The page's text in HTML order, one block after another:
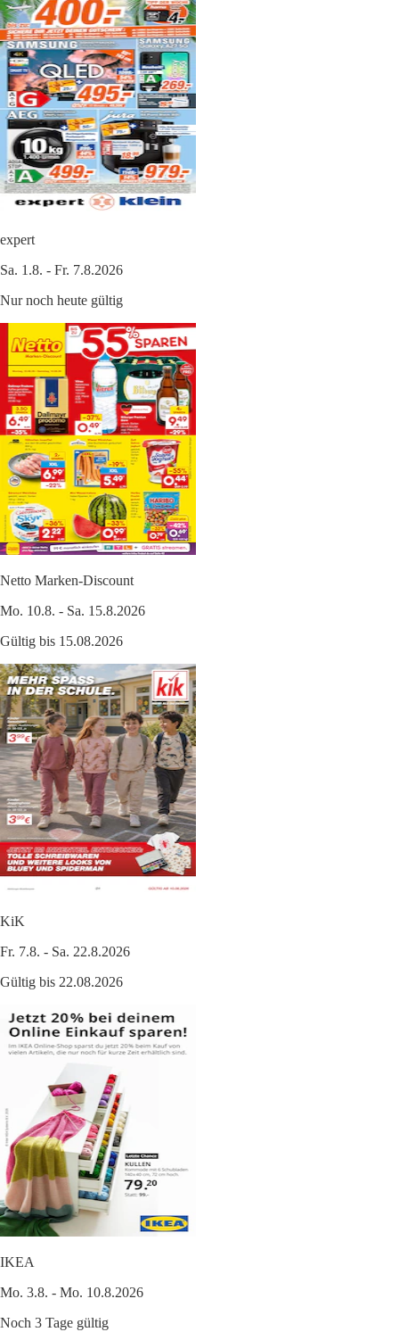
expert
Sa. 1.8. - Fr. 7.8.2026
Nur noch heute gültig
Netto Marken-Discount
Mo. 10.8. - Sa. 15.8.2026
Gültig bis 15.08.2026
KiK
Fr. 7.8. - Sa. 22.8.2026
Gültig bis 22.08.2026
IKEA
Mo. 3.8. - Mo. 10.8.2026
Noch 3 Tage gültig